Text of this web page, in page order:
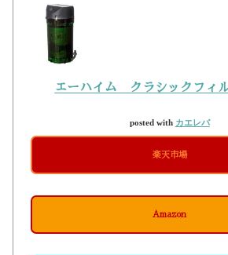
エーハイム クラシックフィ
posted with カエレバ
楽天市場
Amazon